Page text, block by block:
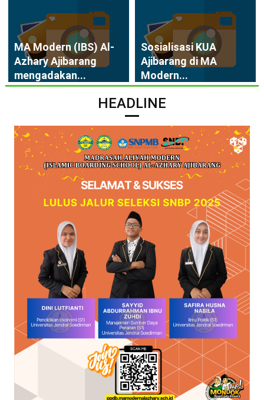
MA Modern (IBS) Al-
Azhary Ajibarang
mengadakan...
Sosialisasi KUA
Ajibarang di MA
Modern...
HEADLINE